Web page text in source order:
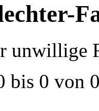
unwillige
bis 0 von